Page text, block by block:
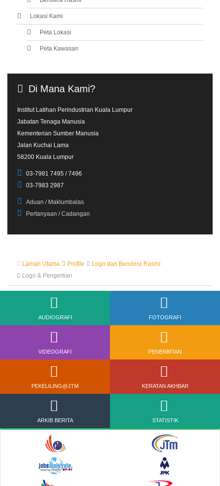
Lokasi Kami
Peta Lokasi
Peta Kawasan
Di Mana Kami?
Institut Latihan Perindustrian Kuala Lumpur
Jabatan Tenaga Manusia
Kementerian Sumber Manusia
Jalan Kuchai Lama
58200 Kuala Lumpur
03-7981 7495 / 7496
03-7983 2987
Aduan / Maklumbalas
Pertanyaan / Cadangan
Laman Utama Profile
Logo dan Bendera Rasmi
Logo & Pengertian
AUDIOGRAFI FOTOGRAFI
VIDEOGRAFI PENERBITAN
PEKELILING@JTM KERATAN AKHBAR
ARKIB BERITA STATISTIK